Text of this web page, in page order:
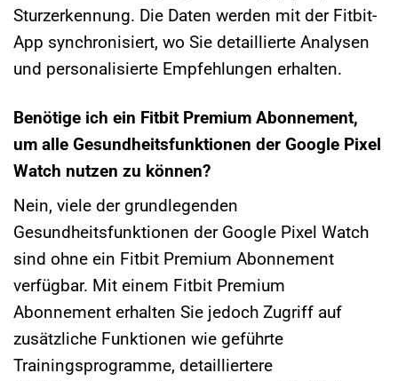
Sturzerkennung. Die Daten werden mit der Fitbit-
App synchronisiert, wo Sie detaillierte Analysen
und personalisierte Empfehlungen erhalten.
Benötige ich ein Fitbit Premium Abonnement,
um alle Gesundheitsfunktionen der Google Pixel
Watch nutzen zu können?
Nein, viele der grundlegenden
Gesundheitsfunktionen der Google Pixel Watch
sind ohne ein Fitbit Premium Abonnement
verfügbar. Mit einem Fitbit Premium
Abonnement erhalten Sie jedoch Zugriff auf
zusätzliche Funktionen wie geführte
Trainingsprogramme, detailliertere